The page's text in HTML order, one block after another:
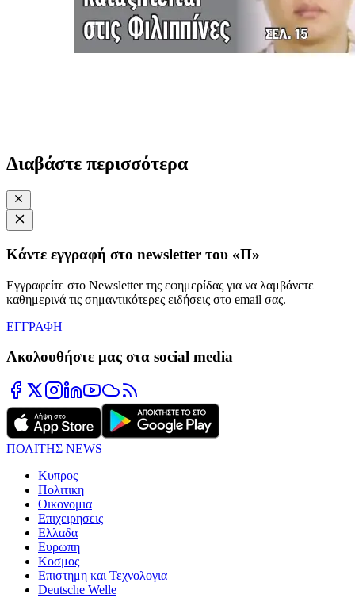
Διαβάστε περισσότερα
Κάντε εγγραφή στο newsletter του «Π»
Εγγραφείτε στο Newsletter της εφημερίδας για να λαμβάνετε
καθημερινά τις σημαντικότερες ειδήσεις στο email σας.
ΕΓΓΡΑΦΗ
Ακολουθήστε μας στα social media
ΠΟΛΙΤΗΣ NEWS
Κυπρος
Πολιτικη
Οικονομια
Επιχειρησεις
Ελλαδα
Ευρωπη
Κοσμος
Επιστημη και Τεχνολογια
Deutsche Welle